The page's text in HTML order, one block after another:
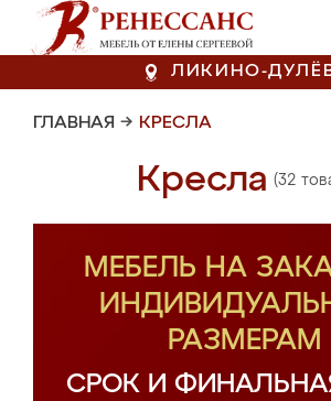
ЛИКИНО-
ГЛАВНАЯ → КРЕСЛА
Кресла (32
МЕБЕЛЬ НА
РАЗМЕРАМ
СРОК И